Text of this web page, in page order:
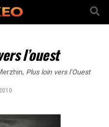
l’ouest
Plus loin vers l'Ouest